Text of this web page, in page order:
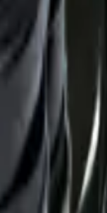
Servicios Trabaja con